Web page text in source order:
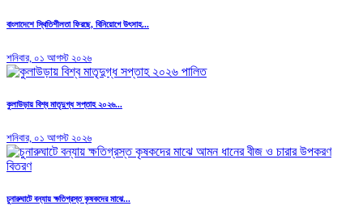
বাংলাদেশে স্থিতিশীলতা ফিরছে, বিনিয়োগে উৎসাহ...
শনিবার, ০১ আগস্ট ২০২৬
কুলাউড়ায় বিশ্ব মাতৃদুগ্ধ সপ্তাহ ২০২৬...
শনিবার, ০১ আগস্ট ২০২৬
চুনারুঘাটে বন্যায় ক্ষতিগ্রস্ত কৃষকদের মাঝে...